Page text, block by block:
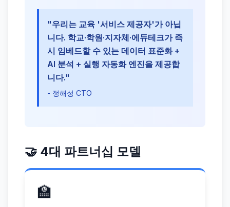
"우리는 교육 '서비스 제공자'가 아닙
니다. 학교·학원·지자체·에듀테크가 즉
시 임베드할 수 있는 데이터 표준화 +
AI 분석 + 실행 자동화 엔진을 제공합
니다."
- 정해성 CTO
🤝 4대 파트너십 모델
🏫